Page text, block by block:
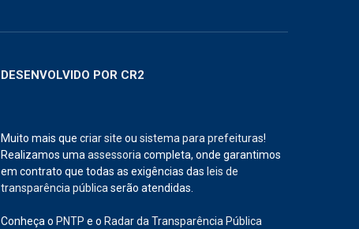
DESENVOLVIDO POR CR2
Muito mais que criar site ou sistema para prefeituras!
Realizamos uma assessoria completa, onde garantimos
em contrato que todas as exigências das leis de
transparência pública serão atendidas.
Conheça o PNTP e o Radar da Transparência Pública